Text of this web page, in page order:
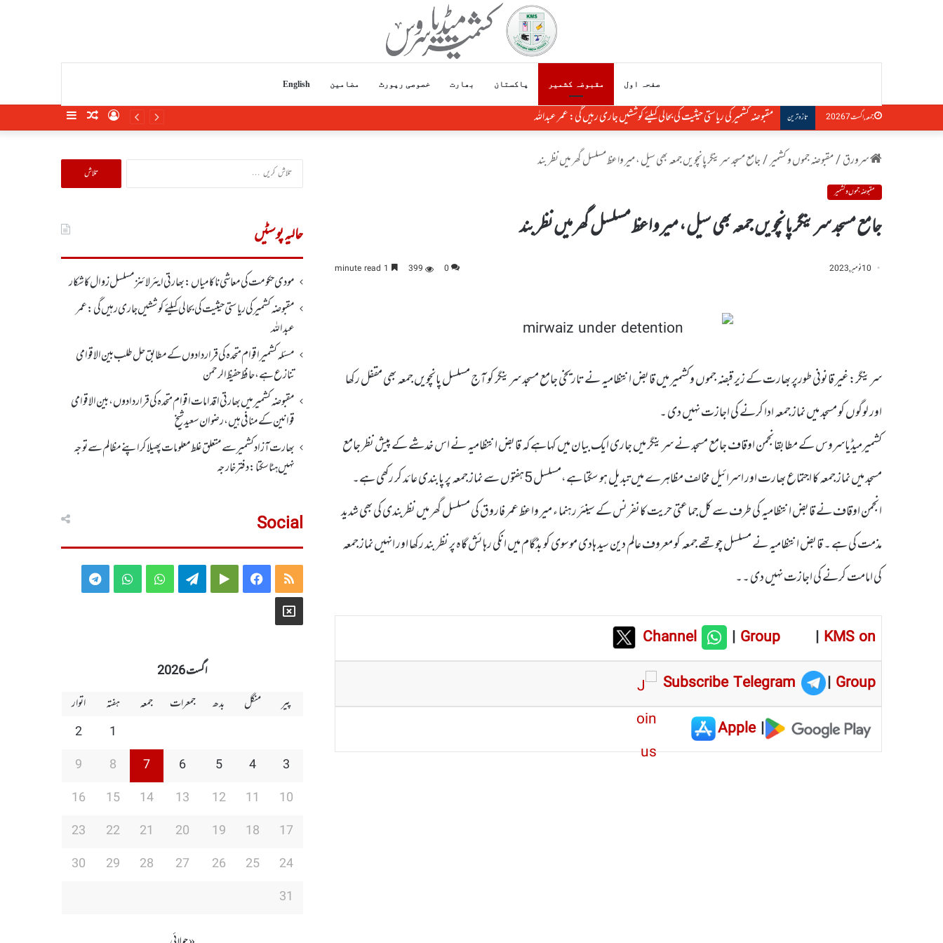
صفحہ اول مقبوضہ کشمیر پاکستان بھارت خصوصی رپورٹ مضامین English
جمعہ, اگست 7 2026 تازہ ترین مقبوضہ کشمیر کی ریاستی حیثیت کی بحالی کیلئے کوششیں جاری رہیں گی: عمر عبداللہ SidebarRandomLog
سرورق/مقبوضہ جموں و کشمیر/جامع مسجد سرینگر پانچویں جمعہ بھی سیل ، میر واعظ مسلسل گھر میں نظر بند
مقبوضہ جموں و کشمیر
جامع مسجد سرینگر پانچویں جمعہ بھی سیل ، میر واعظ مسلسل گھر میں نظر بند
10 نومبر, 2023 0
399
سرینگر:غیر قانونی طورپر بھارت کے زیر قبضہ جموں وکشمیر میں قابض انتظامیہ نے تاریخی جامع مسجد سرینگر کو آج مسلسل پانچویں جمعہ بھی مقفل رکھا
اور لوگوں کو مسجد میں نماز جمعہ ادا کرنے کی اجازت نہیں دی ۔
کشمیرمیڈیاسروس کے مطابقانجمن اوقاف جامع مسجد نے سرینگر میں جاری ایک بیان میں کہاہے کہ قابض انتظامیہ نے اس خدشے کے پیش نظر جامع
مسجد میں نماز جمعہ کا اجتماع بھارت اور اسرائیل مخالف مظاہرے میں تبدیل ہو سکتا ہے،مسلسل 5ہفتوں سے نماز جمعہ پر پابندی عائد کر رکھی ہے۔
انجمن اوقاف نے قابض انتظامیہ کی طرف سے کل جماعتی حریت کانفرنس کے سینئر رہنما ء میر واعظ عمر فاروق کی مسلسل گھر میں نظربندی کی بھی شدید
مذمت کی ہے ۔ قابض انتظامیہ نے مسلسل چوتھے جمعہ کو معروف عالم دین سید ہادی موسوی کو بڈگام میں انکی رہائش گاہ پر نظر بند رکھا اور انہیں نماز جمعہ
کی امامت کرنے کی اجازت نہیں دی ۔۔
Channel |Group | KMS on
Subscribe Telegram
| Group
|
Apple
تلاش
کریں
حالیہ پوسٹیں
مودی حکومت کی معاشی ناکامیاں: بھارتی ایئرلائنز مسلسل زوال کا شکار
مقبوضہ کشمیر کی ریاستی حیثیت کی بحالی کیلئے کوششیں جاری رہیں گی: عمر
عبداللہ
مسئلہ کشمیر اقوام متحدہ کی قراردادوں کے مطابق حل طلب بین الاقوامی
تنازع ہے، حافظ حفیظ الرحمن
مقبوضہ کشمیر میں بھارتی اقدامات اقوام متحدہ کی قراردادوں، بین الاقوامی
قوانین کے منافی ہیں،رضوان سعید شیخ
بھارت آزاد کشمیر سے متعلق غلط معلومات پھیلا کر اپنے مظالم سے توجہ
نہیں ہٹا سکتا: دفتر خارجہ
Social
RSS
Facebook
Google
Telegram
WhatsApp
WhatsApp
Telegram
X
اگست 2026
پیر
منگل بدھ جمعرات جمعہ ہفتہ
اتوار
1
2
3
4
5
6
7
8
9
10
11
12
13
14
15
16
17
18
19
20
21
22
23
24
25
26
27
28
29
30
31